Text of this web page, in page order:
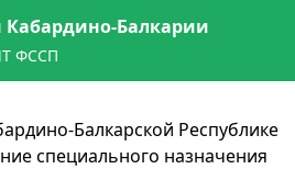
Кабардино-Балкарии
ФССП
Балкарской Республике
специального назначения